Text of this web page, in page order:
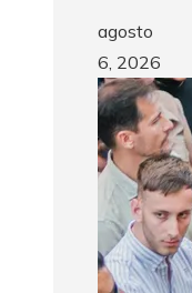
agosto
6, 2026